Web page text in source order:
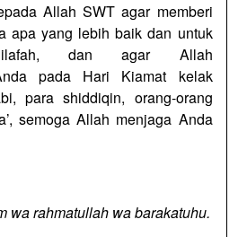
Allah SWT agar memberi
apa yang lebih baik dan untuk
dan agar Allah
pada Hari Kiamat kelak
para shiddiqin, orang-orang
semoga Allah menjaga Anda
wa rahmatullah wa barakatuhu.